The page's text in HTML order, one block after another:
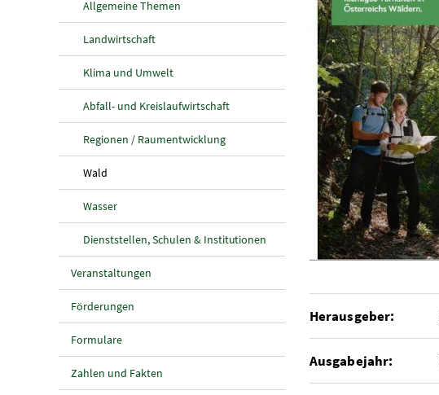
Allgemeine Themen
Landwirtschaft
Klima und Umwelt
Abfall- und Kreislaufwirtschaft
Regionen / Raumentwicklung
Wald(aktuelle Seite)
Wasser
Dienststellen, Schulen & Institutionen
Veranstaltungen
Förderungen
Formulare
Zahlen und Fakten
Herausgeber:
Ausgabejahr: